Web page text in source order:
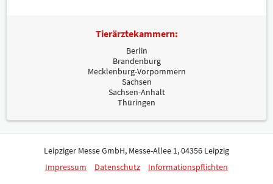
Tierärztekammern:
Berlin
Brandenburg
Mecklenburg-Vorpommern
Sachsen
Sachsen-Anhalt
Thüringen
Leipziger Messe GmbH, Messe-Allee 1, 04356 Leipzig
Impressum
Datenschutz Informationspflichten